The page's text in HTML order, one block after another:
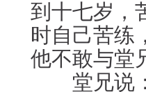
到十七岁，
时自己苦练
他不敢与堂
堂兄说：